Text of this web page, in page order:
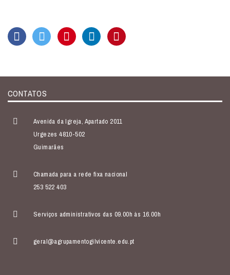
CONTATOS
Avenida da Igreja, Apartado 2011
Urgezes 4810-502
Guimarães
Chamada para a rede fixa nacional
253 522 403
Serviços administrativos das 09.00h às 16.00h
geral@agrupamentogilvicente.edu.pt